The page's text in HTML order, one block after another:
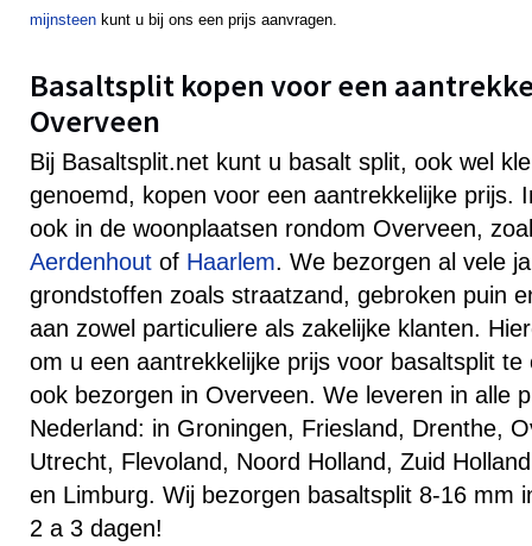
mijnsteen kunt u bij ons een prijs aanvragen.
Basaltsplit kopen voor een
Overveen
Bij Basaltsplit.net kunt u basalt split, ook wel
genoemd, kopen voor een aantrekkelijke prijs.
ook in de woonplaatsen rondom Overveen,
Aerdenhout of Haarlem. We bezorgen al vele
grondstoffen zoals straatzand, gebroken puin
aan zowel particuliere als zakelijke klanten.
om u een aantrekkelijke prijs voor basaltsplit
ook bezorgen in Overveen. We leveren in alle
Nederland: in Groningen, Friesland, Drenthe,
Utrecht, Flevoland, Noord Holland, Zuid
en Limburg. Wij bezorgen basaltsplit 8-16 mm
2 a 3 dagen!